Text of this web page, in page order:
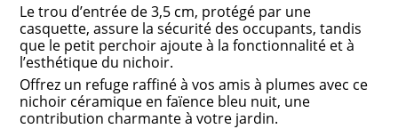
Le trou d’entrée de 3,5 cm, protégé par une
casquette, assure la sécurité des occupants, tandis
que le petit perchoir ajoute à la fonctionnalité et à
l’esthétique du nichoir.
Offrez un refuge raffiné à vos amis à plumes avec ce
nichoir céramique en faïence bleu nuit, une
contribution charmante à votre jardin.